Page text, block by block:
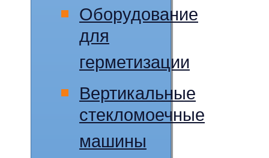
Оборудование
для
герметизации
Вертикальные
стекломоечные
машины